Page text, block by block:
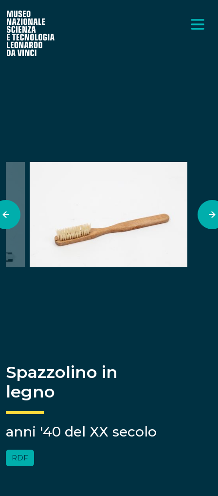
Spazzolino in
legno
anni '40 del XX secolo
RDF